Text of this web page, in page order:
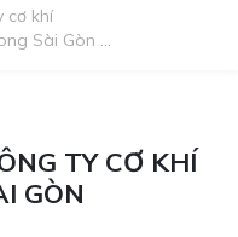
cơ khí
Sài Gòn ...
TY CƠ KHÍ
GÒN